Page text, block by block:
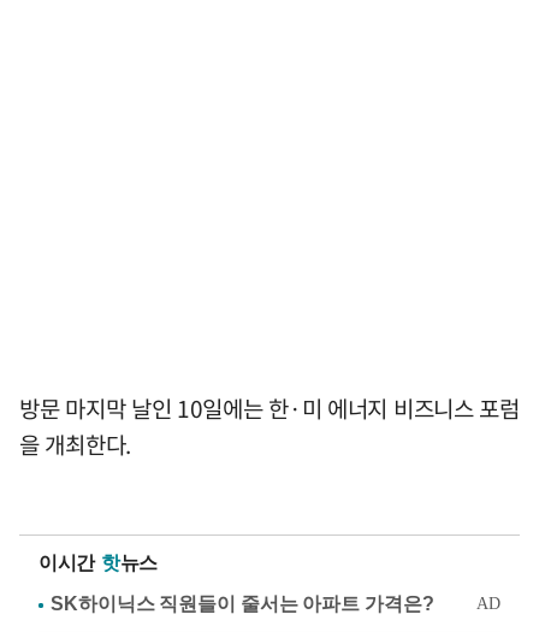
방문 마지막 날인 10일에는 한·미 에너지 비즈니스 포럼
을 개최한다.
이시간 핫뉴스